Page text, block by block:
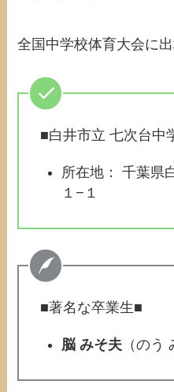
全国中学校体育大会に
■白井市立 七次台中
所在地： 千葉県
１−１
■著名な卒業生■
脳 みそ夫 （のう